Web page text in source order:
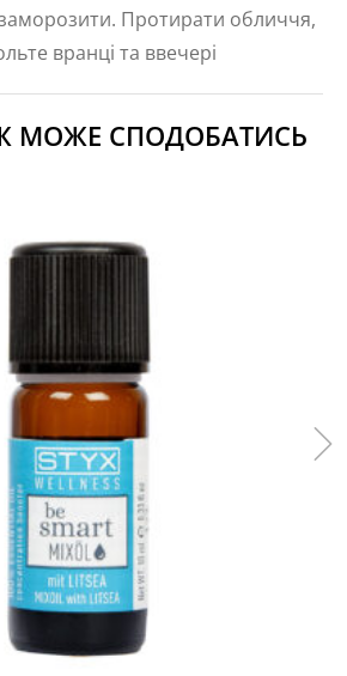
Протирати обличчя,
вранці та ввечері
МОЖЕ СПОДОБАТИСЬ